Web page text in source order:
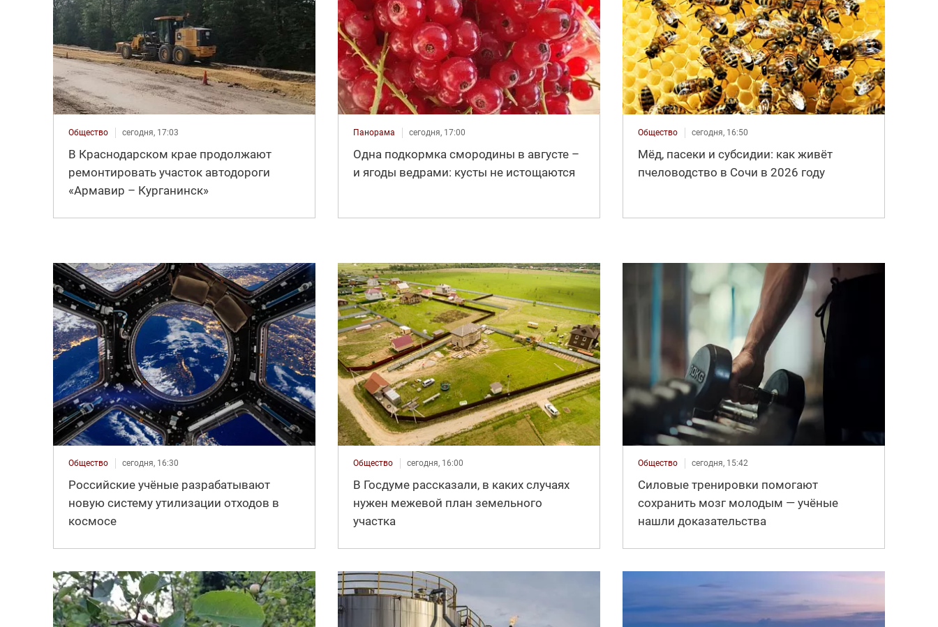
Общество сегодня, 17:03
В Краснодарском крае продолжают
ремонтировать участок автодороги
«Армавир – Курганинск»
Панорама сегодня, 17:00
Одна подкормка смородины в августе –
и ягоды ведрами: кусты не истощаются
Общество сегодня, 16:50
Мёд, пасеки и субсидии: как живёт
пчеловодство в Сочи в 2026 году
Общество сегодня, 16:30
Российские учёные разрабатывают
новую систему утилизации отходов в
космосе
Общество сегодня, 16:00
В Госдуме рассказали, в каких случаях
нужен межевой план земельного
участка
Общество сегодня, 15:42
Силовые тренировки помогают
сохранить мозг молодым — учёные
нашли доказательства